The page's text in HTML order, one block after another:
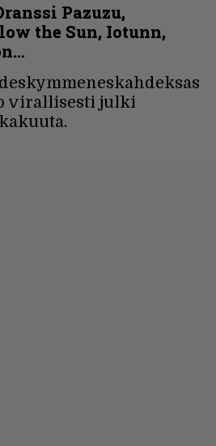
Pazuzu,
the Sun, Iotunn,
virallisesti julki